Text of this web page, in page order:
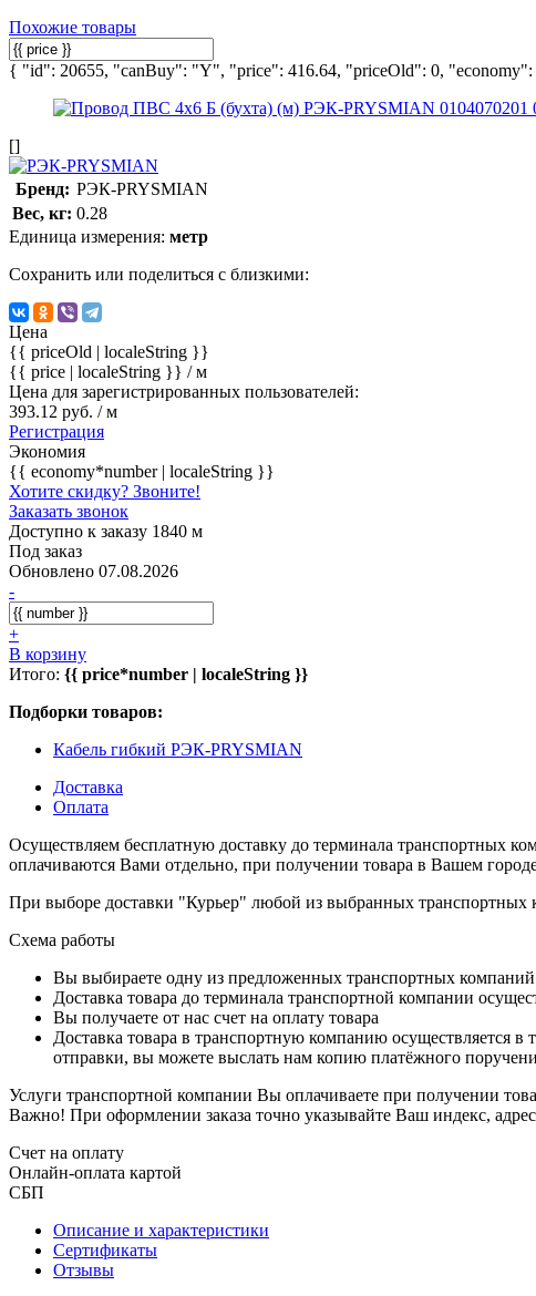
Похожие товары
{ "id": 20655, "canBuy": "Y", "price": 416.64, "priceOld": 0,
[]
Бренд: РЭК-PRYSMIAN
Вес, кг: 0.28
Единица измерения: метр
Сохранить или поделиться с близкими:
Цена
{{ priceOld | localeString }}
{{ price | localeString }} / м
Цена для зарегистрированных пользователей:
393.12 руб. / м
Регистрация
Экономия
{{ economy*number | localeString }}
Хотите скидку? Звоните!
Заказать звонок
Доступно к заказу 1840 м
Под заказ
Обновлено 07.08.2026
-
+
В корзину
Итого: {{ price*number | localeString }}
Подборки товаров:
Кабель гибкий РЭК-PRYSMIAN
Доставка
Оплата
Осуществляем бесплатную доставку до терминала транспортных
оплачиваются Вами отдельно, при получении товара в Вашем
При выборе доставки "Курьер" любой из выбранных транспортных
Схема работы
Вы выбираете одну из предложенных транспортных
Доставка товара до терминала транспортной компании
Вы получаете от нас счет на оплату товара
Доставка товара в транспортную компанию осуществляется
отправки, вы можете выслать нам копию платёжного
Услуги транспортной компании Вы оплачиваете при получении
Важно! При оформлении заказа точно указывайте Ваш индекс,
Счет на оплату
Онлайн-оплата картой
СБП
Описание и характеристики
Сертификаты
Отзывы